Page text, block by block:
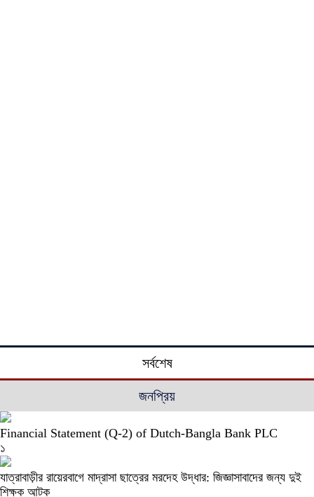
সর্বশেষ
জনপ্রিয়
Financial Statement (Q-2) of Dutch-Bangla Bank PLC
১
যাত্রাবাড়ীর রায়েরবাগে মাদ্রাসা ছাত্রের মরদেহ উদ্ধার: জিজ্ঞাসাবাদের জন্য দুই
শিক্ষক আটক